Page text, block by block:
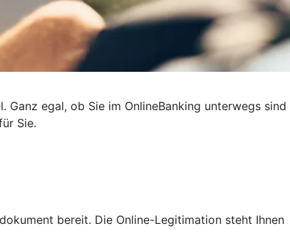
egal, ob Sie im OnlineBanking unterwegs sind
Sie.
bereit. Die Online-Legitimation steht Ihnen